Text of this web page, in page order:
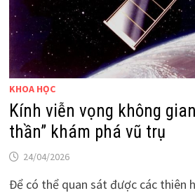
KHOA HỌC
Kính viễn vọng không
thần” khám phá vũ trụ
24/04/2026
Để có thể quan sát được các thiên